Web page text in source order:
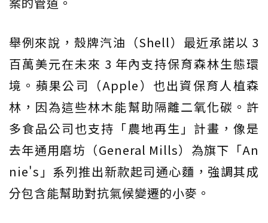
舉例來說，殼牌汽油（Shell）最近承諾以 3
百萬美元在未來 3 年內支持保育森林生態環
境。蘋果公司（Apple）也出資保育人植森
林，因為這些林木能幫助隔離二氧化碳。許
多食品公司也支持「農地再生」計畫，像是
去年通用磨坊（General Mills）為旗下「An
nie's」系列推出新款起司通心麵，強調其成
分包含能幫助對抗氣候變遷的小麥。